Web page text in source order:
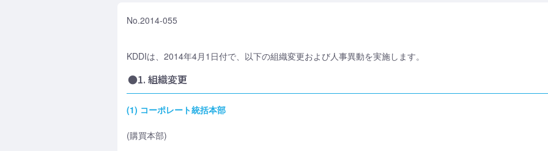
No.2014-055
KDDIは、2014年4月1日付で、以下の組織変更および人事異動を実施します。
●1. 組織変更
(1) コーポレート統括本部
(購買本部)